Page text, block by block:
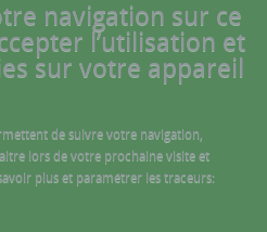
navigation sur ce
l’utilisation et
sur votre appareil
de suivre votre navigation,
lors de votre prochaine visite et
plus et paramétrer les traceurs: